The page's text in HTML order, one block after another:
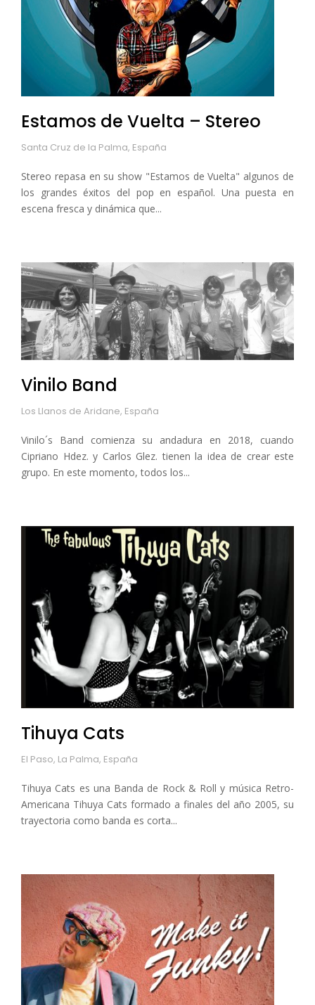
Estamos de Vuelta – Stereo
Santa Cruz de la Palma, España
Stereo repasa en su show "Estamos de Vuelta" algunos de
los grandes éxitos del pop en español. Una puesta en
escena fresca y dinámica que...
Vinilo Band
Los Llanos de Aridane, España
Vinilo´s Band comienza su andadura en 2018, cuando
Cipriano Hdez. y Carlos Glez. tienen la idea de crear este
grupo. En este momento, todos los...
Tihuya Cats
El Paso, La Palma, España
Tihuya Cats es una Banda de Rock & Roll y música Retro-
Americana Tihuya Cats formado a finales del año 2005, su
trayectoria como banda es corta...